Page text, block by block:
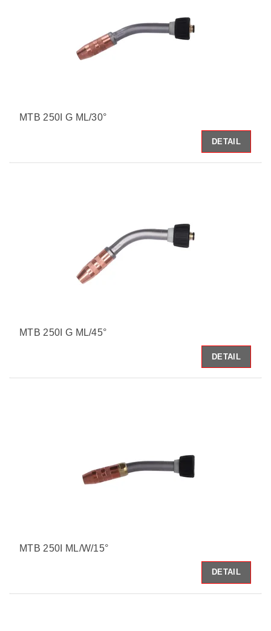
MTB 250I G ML/30°
DETAIL
MTB 250I G ML/45°
DETAIL
MTB 250I ML/W/15°
DETAIL